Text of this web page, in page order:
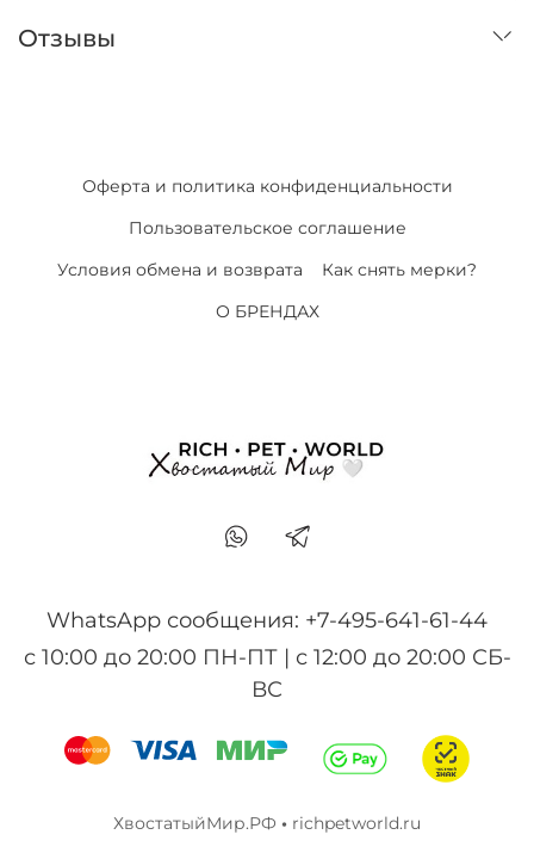
Отзывы
Оферта и политика конфиденциальности
Пользовательское соглашение
Условия обмена и возврата
Как снять мерки?
О БРЕНДАХ
WhatsApp сообщения: +7-495-641-61-44
с 10:00 до 20:00 ПН-ПТ | с 12:00 до 20:00 СБ-
ВС
ХвостатыйМир.РФ • richpetworld.ru